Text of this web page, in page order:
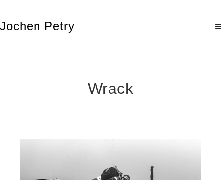
Jochen Petry
Wrack